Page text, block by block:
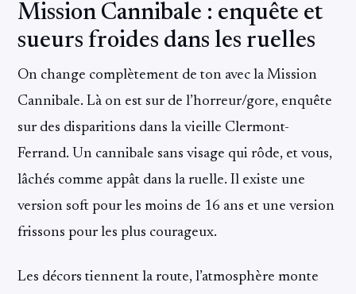
Mission Cannibale : enquête et
sueurs froides dans les ruelles
On change complètement de ton avec la Mission
Cannibale. Là on est sur de l’horreur/gore, enquête
sur des disparitions dans la vieille Clermont-
Ferrand. Un cannibale sans visage qui rôde, et vous,
lâchés comme appât dans la ruelle. Il existe une
version soft pour les moins de 16 ans et une version
frissons pour les plus courageux.
Les décors tiennent la route, l’atmosphère monte